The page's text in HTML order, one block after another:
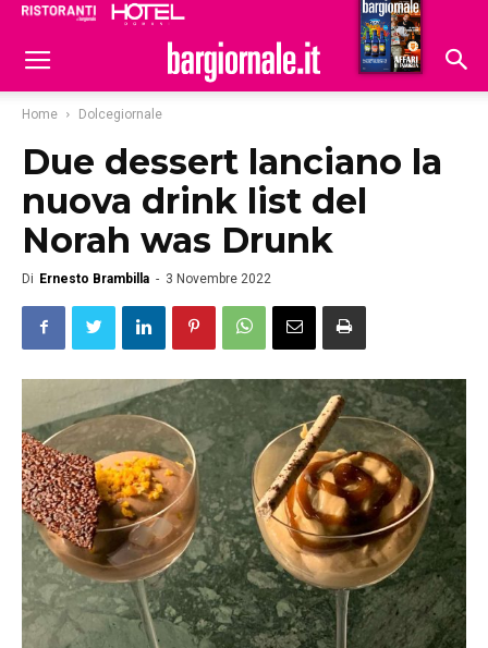
Hoteldomani
Home Dolcegiornale
Due dessert lanciano la
nuova drink list del
Norah was Drunk
Di Ernesto Brambilla - 3 Novembre 2022